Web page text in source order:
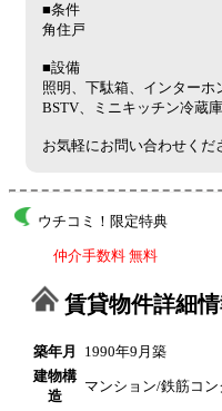
■条件
角住戸
■設備
照明、下駄箱、インターホ
BSTV、ミニキッチン冷蔵
お気軽にお問い合わせくだ
ウチコミ！限定特典
仲介手数料 無料
賃貸物件詳細
築年月
1990年9月築
建物構
造
マンション/鉄筋コ